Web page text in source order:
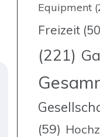
Equipment
Freizeit
(221)
(59)